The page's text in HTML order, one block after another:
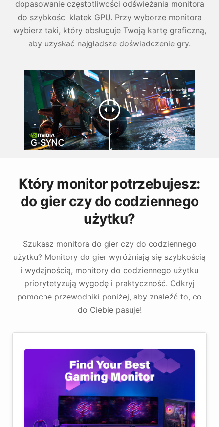
dopasowanie częstotliwości odświeżania monitora
do szybkości klatek GPU. Przy wyborze monitora
wybierz taki, który obsługuje Twoją kartę graficzną,
aby uzyskać najgładsze doświadczenie gry.
Który monitor potrzebujesz:
do gier czy do codziennego
użytku?
Szukasz monitora do gier czy do codziennego
użytku? Monitory do gier wyróżniają się szybkością
i wydajnością, monitory do codziennego użytku
priorytetyzują wygodę i praktyczność. Odkryj
pomocne przewodniki poniżej, aby znaleźć to, co
do Ciebie pasuje!